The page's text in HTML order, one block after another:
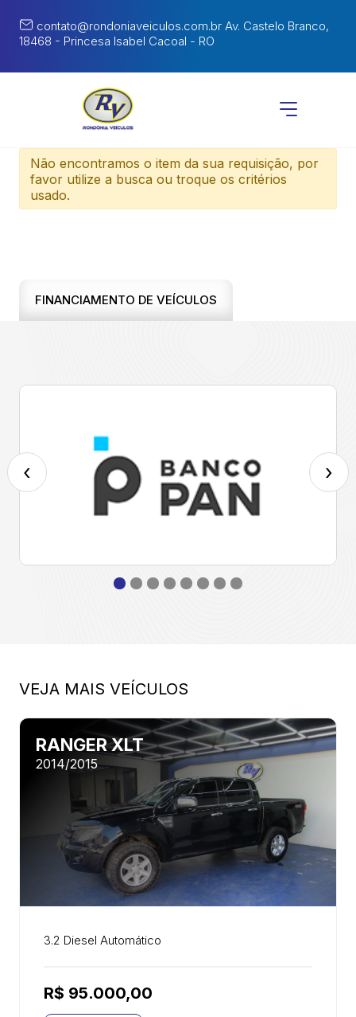
contato@rondoniaveiculos.com.br Av. Castelo Branco,
18468 - Princesa Isabel Cacoal - RO
Não encontramos o item da sua requisição, por
favor utilize a busca ou troque os critérios
usado.
FINANCIAMENTO DE VEÍCULOS
‹ ›
VEJA MAIS VEÍCULOS
RANGER XLT
2014/2015
3.2 Diesel Automático
R$ 95.000,00